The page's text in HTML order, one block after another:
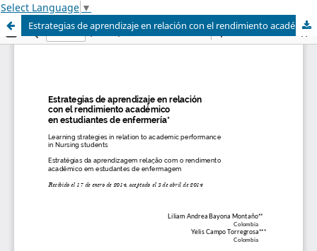
Select Language ▼
Estrategias de aprendizaje en relación con el rendimiento académico en estudiantes de enfermería